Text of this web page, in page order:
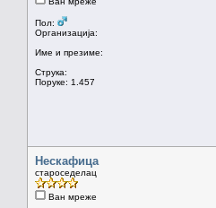
Пол:
Организација:
Име и презиме:
Струка:
Поруке: 1.457
Нескафица
староседелац
Ван мреже